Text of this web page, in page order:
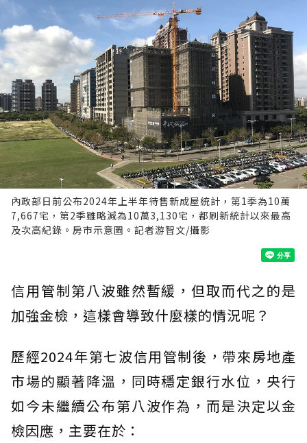
內政部日前公布2024年上半年待售新成屋統計，第1季為10萬
7,667宅，第2季雖略減為10萬3,130宅，都刷新統計以來最高
及次高紀錄。房市示意圖。記者游智文/攝影
信用管制第八波雖然暫緩，但取而代之的是
加強金檢，這樣會導致什麼樣的情況呢？
歷經2024年第七波信用管制後，帶來房地產
市場的顯著降溫，同時穩定銀行水位，央行
如今未繼續公布第八波作為，而是決定以金
檢因應，主要在於：